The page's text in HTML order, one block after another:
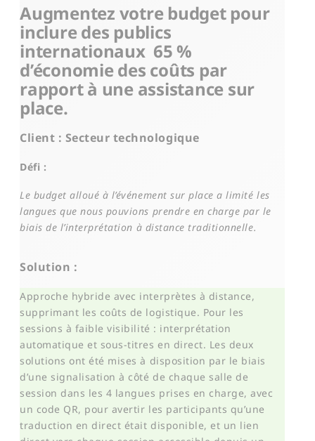
Augmentez votre budget pour
inclure des publics
internationaux 65 %​
d’économie des coûts par
rapport à une assistance sur
place.
Client : Secteur technologique
Défi :
Le budget alloué à l’événement sur place a limité les
langues que nous pouvions prendre en charge par le
biais de l’interprétation à distance traditionnelle.
Solution :
Approche hybride avec interprètes à distance,
supprimant les coûts de logistique. Pour les
sessions à faible visibilité : interprétation
automatique et sous-titres en direct. Les deux
solutions ont été mises à disposition par le biais
d’une signalisation à côté de chaque salle de
session dans les 4 langues prises en charge, avec
un code QR, pour avertir les participants qu’une
traduction en direct était disponible, et un lien